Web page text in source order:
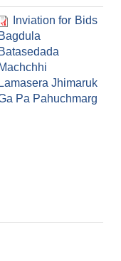
Inviation for Bids
Bagdula
Batasedada
Machchhi
Lamasera Jhimaruk
Pa Pahuchmarg